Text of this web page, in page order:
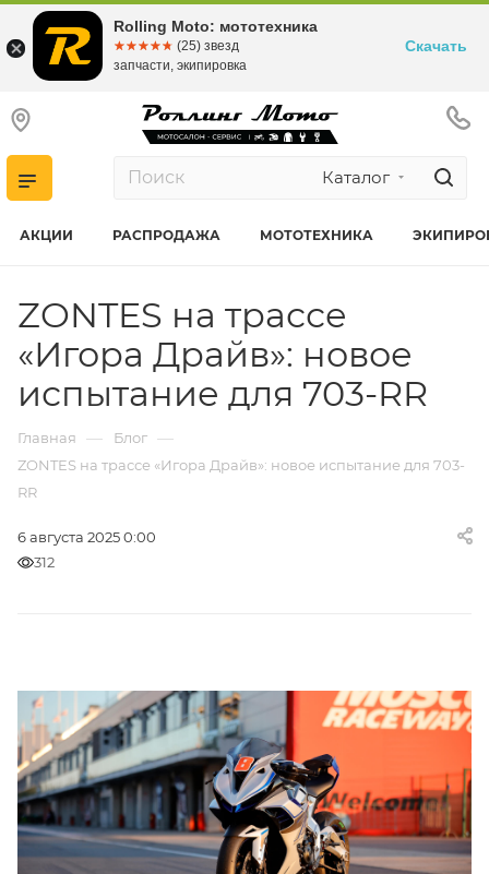
Каталог
АКЦИИ РАСПРОДАЖА МОТОТЕХНИКА
ZONTES на трассе
«Игора Драйв»: новое
испытание для 703-RR
Главная — Блог —
ZONTES на трассе «Игора Драйв»: новое испытание для 703-
RR
6 августа 2025 0:00
312
Rolling Moto: мототехника
☆☆☆☆☆
★★★★★ (25) звезд
запчасти, экипировка
Скачать